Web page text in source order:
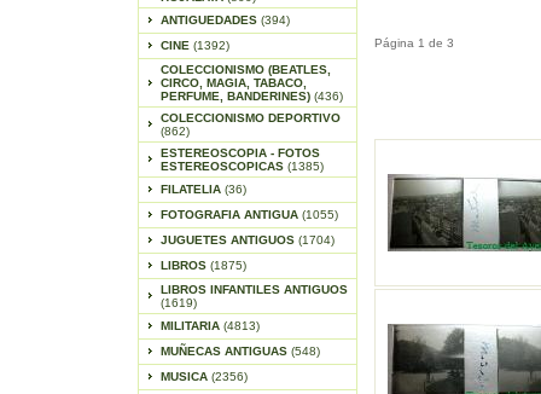
ANTIGUEDADES (394)
CINE (1392)
COLECCIONISMO (BEATLES,
CIRCO, MAGIA, TABACO,
PERFUME, BANDERINES) (436)
COLECCIONISMO DEPORTIVO
(862)
ESTEREOSCOPIA - FOTOS
ESTEREOSCOPICAS (1385)
FILATELIA (36)
FOTOGRAFIA ANTIGUA (1055)
JUGUETES ANTIGUOS (1704)
LIBROS (1875)
LIBROS INFANTILES ANTIGUOS
(1619)
MILITARIA (4813)
MUÑECAS ANTIGUAS (548)
MUSICA (2356)
Página 1 de 3